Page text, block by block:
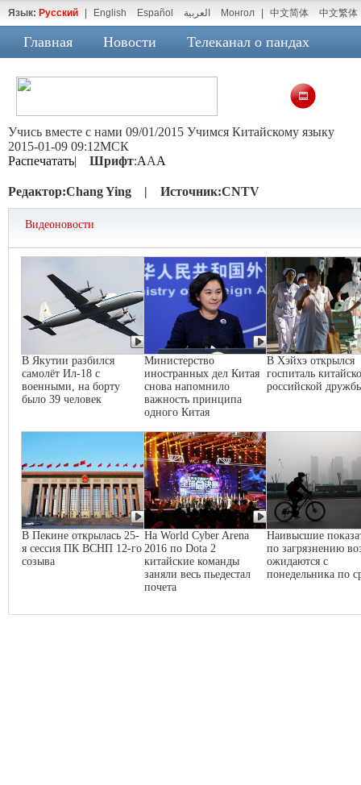
Язык: Русский English Español العربية Монгол 中文简体 中文繁体
Главная Новости Телеканал о пандах
Учись вместе с нами 09/01/2015 Учимся Китайскому языку
2015-01-09 09:12МСК
Распечатать| Шрифт:AAA
Редактор:Chang Ying | Источник:CNTV
Видеоновости
В Якутии разбился
самолёт Ил-18 с
военными, на борту
было 39 человек
Министерство
иностранных дел Китая
снова напомнило
важность принципа
одного Китая
В Хэйхэ открылся
госпиталь
российской
В Пекине открылась 25-
я сессия ПК ВСНП 12-го
созыва
На World Cyber Arena
2016 по Dota 2
китайские команды
заняли весь пьедестал
почета
Наивысшие
по загрязнению
ожидаются с
понедельника по